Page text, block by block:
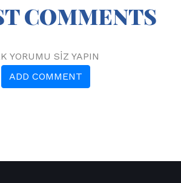
COMMENTS
YORUMU SİZ YAPIN
ADD COMMENT